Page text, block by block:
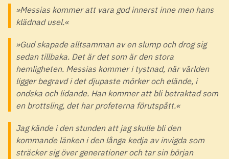
»Messias kommer att vara god innerst inne men hans
klädnad usel.«
»Gud skapade alltsamman av en slump och drog sig
sedan tillbaka. Det är det som är den stora
hemligheten. Messias kommer i tystnad, när världen
ligger begravd i det djupaste mörker och elände, i
ondska och lidande. Han kommer att bli betraktad som
en brottsling, det har profeterna förutspått.«
Jag kände i den stunden att jag skulle bli den
kommande länken i den långa kedja av invigda som
sträcker sig över generationer och tar sin början